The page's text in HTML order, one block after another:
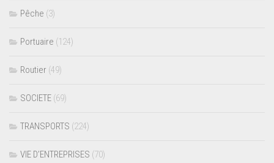
Pêche (3)
Portuaire (124)
Routier (49)
SOCIETE (69)
TRANSPORTS (224)
VIE D’ENTREPRISES (70)